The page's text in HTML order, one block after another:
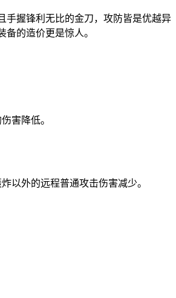
手握锋利无比的金刀，攻防皆是优越异
备的造价更是惊人。
害降低。
以外的远程普通攻击伤害减少。